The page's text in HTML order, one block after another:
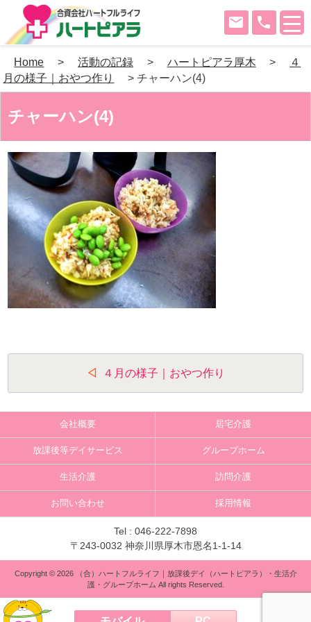
Skip
to
phone
mail
Home > 活動の記録 > ハートピアラ厚木 >
４
月の様子｜おやつ作り
>チャーハン(4)
チャーハン(4)
稿
ナ
ビ
ゲ
ン
４月の様子｜おやつ作り
会社概要 居宅介護
放課後等デイサービス グループホーム
生活介護 訪問介護
お問い合わせ 採用情報
Tel : 046-222-7898
〒243-0032 神奈川県厚木市恩名1-1-14
Copyright © 2026 （合）ハートフルライフ｜放課後デイ（ハートピアラ）・生活介
護・グループホーム All rights Reserved.